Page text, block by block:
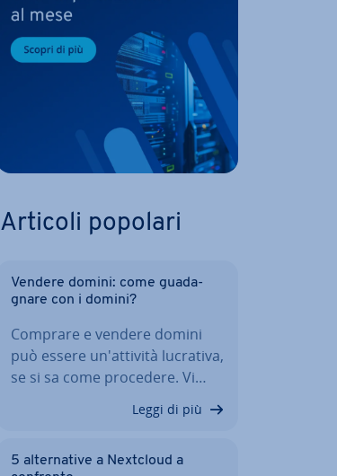
Articoli popolari
Vendere domini: come gua­da­
gna­re con i domini?
Comprare e vendere domini
può essere un'at­ti­vi­tà lucrativa,
se si sa come procedere. Vi…
Leggi di più
5 al­ter­na­ti­ve a Nextcloud a